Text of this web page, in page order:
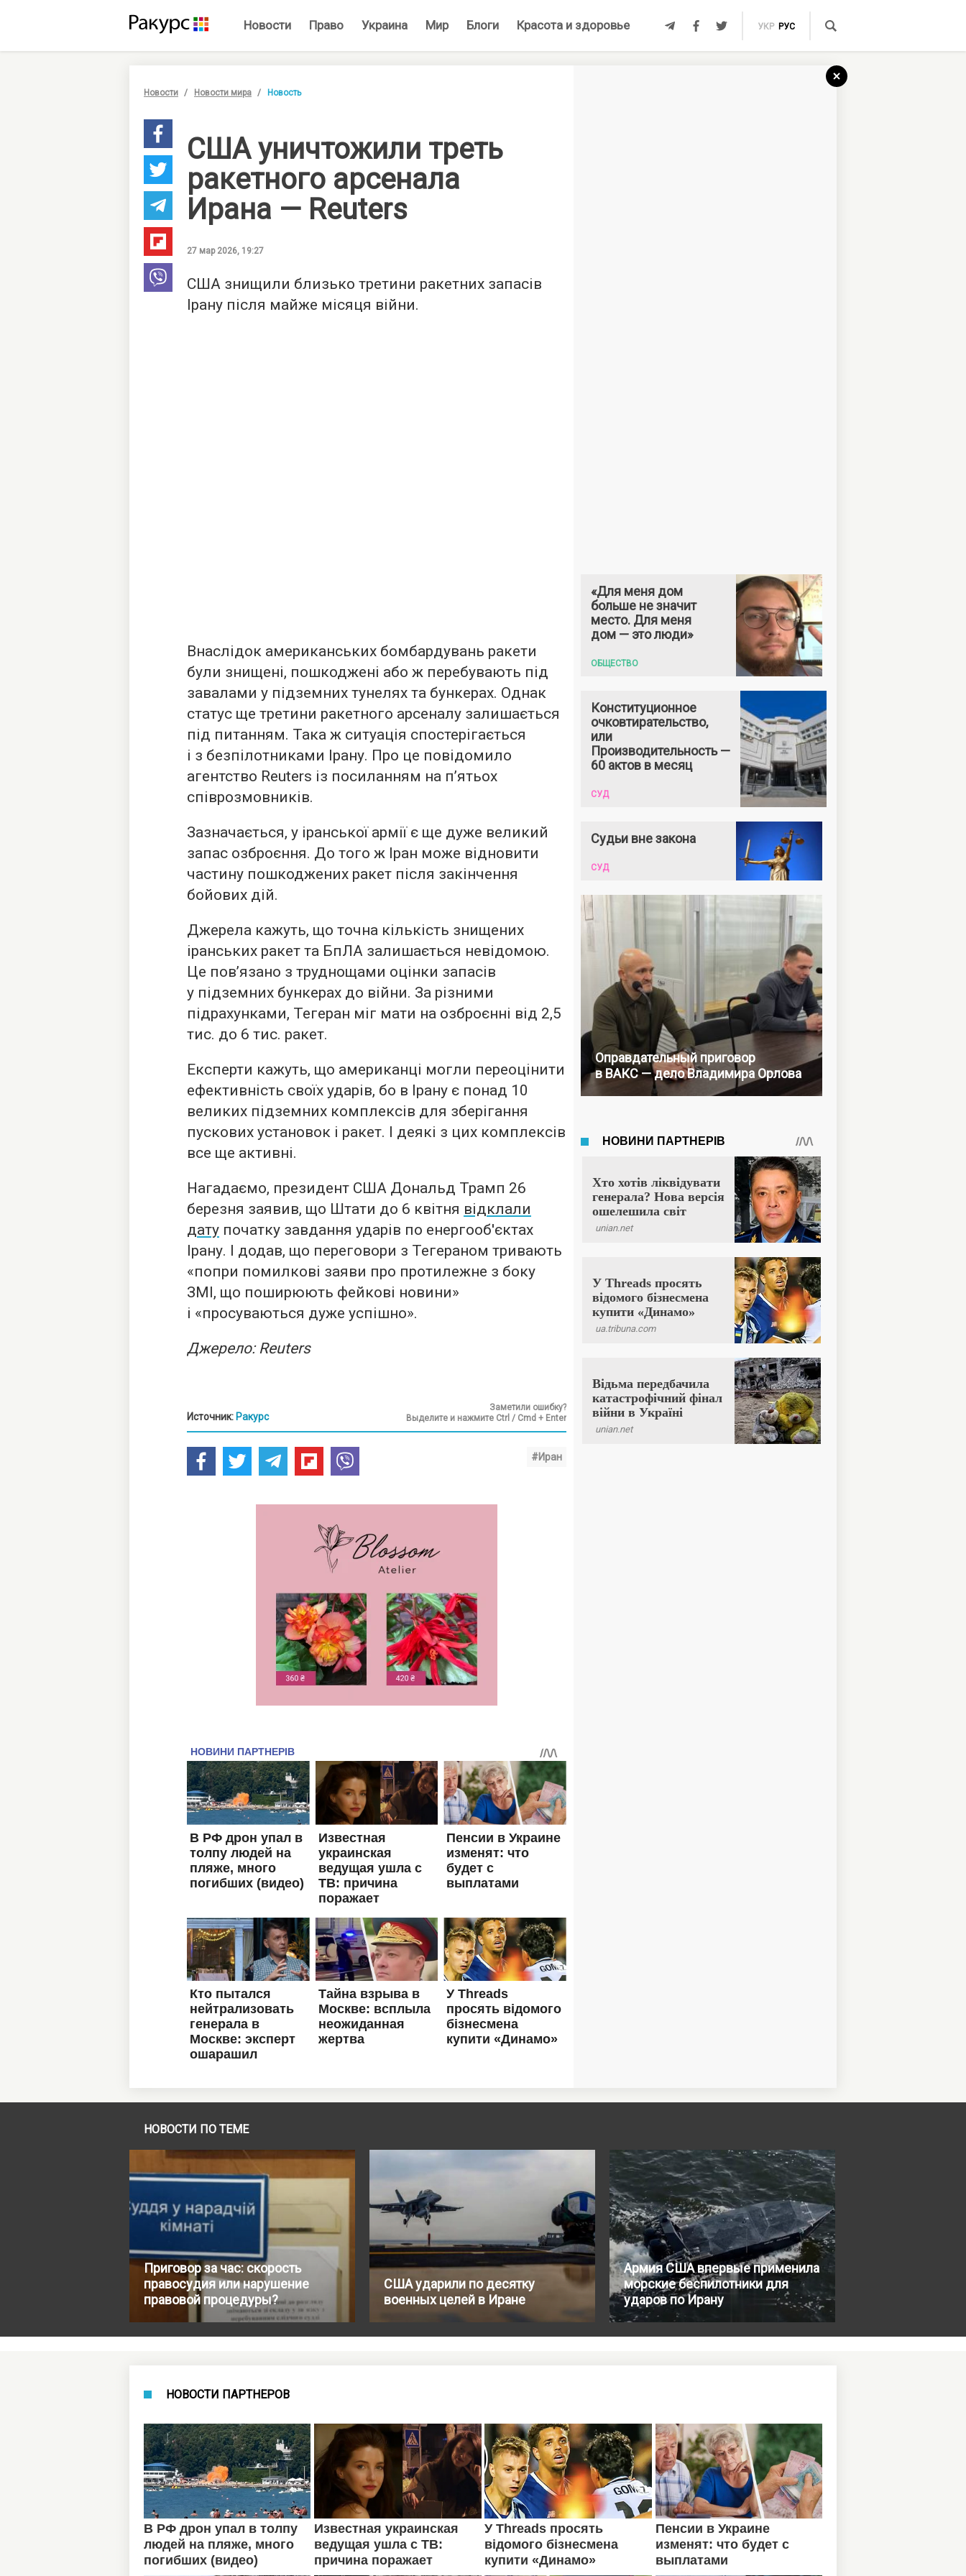
Новости Право Украина Мир Блоги Красота и здоровье УКР РУС
Новости Новости мира Новость
США уничтожили треть
ракетного арсенала
Ирана — Reuters
27 мар 2026, 19:27
США знищили близько третини ракетних запасів
Ірану після майже місяця війни.
Внаслідок американських бомбардувань ракети
були знищені, пошкоджені або ж перебувають під
завалами у підземних тунелях та бункерах. Однак
статус ще третини ракетного арсеналу залишається
під питанням. Така ж ситуація спостерігається
і з безпілотниками Ірану. Про це повідомило
агентство Reuters із посиланням на п’ятьох
співрозмовників.
Зазначається, у іранської армії є ще дуже великий
запас озброєння. До того ж Іран може відновити
частину пошкоджених ракет після закінчення
бойових дій.
Джерела кажуть, що точна кількість знищених
іранських ракет та БпЛА залишається невідомою.
Це пов’язано з труднощами оцінки запасів
у підземних бункерах до війни. За різними
підрахунками, Тегеран міг мати на озброєнні від 2,5
тис. до 6 тис. ракет.
Експерти кажуть, що американці могли переоцінити
ефективність своїх ударів, бо в Ірану є понад 10
великих підземних комплексів для зберігання
пускових установок і ракет. І деякі з цих комплексів
все ще активні.
Нагадаємо, президент США Дональд Трамп 26
березня заявив, що Штати до 6 квітня відклали
дату початку завдання ударів по енергооб'єктах
Ірану. І додав, що переговори з Тегераном тривають
«попри помилкові заяви про протилежне з боку
ЗМІ, що поширюють фейкові новини»
і «просуваються дуже успішно».
Джерело: Reuters
Источник: Ракурс
Заметили ошибку?
Выделите и нажмите Ctrl / Cmd + Enter
#Иран
«Для меня дом
больше не значит
место. Для меня
дом — это люди»
ОБЩЕСТВО
Конституционное
очковтирательство,
или
Производительность —
60 актов в месяц
СУД
Судьи вне закона
СУД
Оправдательный приговор
в ВАКС — дело Владимира Орлова
НОВОСТИ ПО ТЕМЕ
Приговор за час: скорость
правосудия или нарушение
правовой процедуры?
США ударили по десятку
военных целей в Иране
Армия США впервые применила
морские беспилотники для
ударов по Ирану
НОВОСТИ ПАРТНЕРОВ